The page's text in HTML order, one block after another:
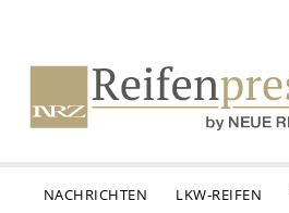
NACHRICHTEN LKW-REIFEN